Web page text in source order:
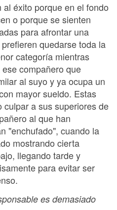
éxito porque en el fondo
o porque se sienten
para afrontar una
quedarse toda la
categoría mientras
compañero que
al suyo y ya ocupa un
mayor sueldo. Estas
culpar a sus superiores de
al que han
"enchufado", cuando la
mostrando cierta
llegando tarde y
para evitar ser
es demasiado